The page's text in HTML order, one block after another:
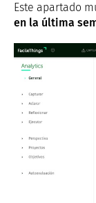
Este apartado
en la última